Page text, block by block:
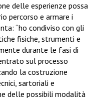
delle esperienze possa
percorso e armare i
“ho condiviso con gli
fisiche, strumenti e
durante le fasi di
sul processo
la costruzione
sartoriali e
delle possibili modalità